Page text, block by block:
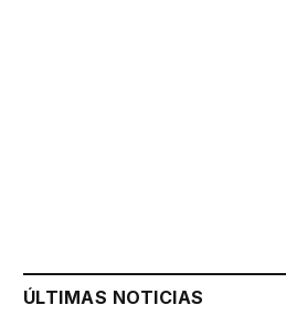
ÚLTIMAS NOTICIAS